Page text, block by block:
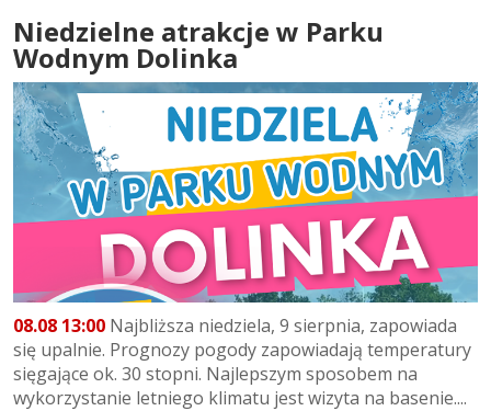
Niedzielne atrakcje w Parku
Wodnym Dolinka
08.08 13:00 Najbliższa niedziela, 9 sierpnia, zapowiada
się upalnie. Prognozy pogody zapowiadają temperatury
sięgające ok. 30 stopni. Najlepszym sposobem na
wykorzystanie letniego klimatu jest wizyta na basenie....